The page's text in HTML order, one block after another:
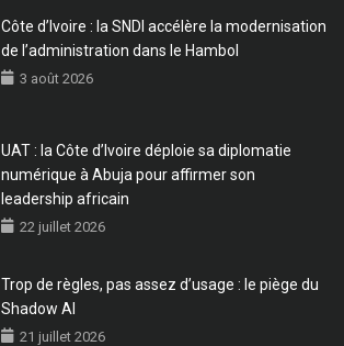
Côte d’Ivoire : la SNDI accélère la modernisation
de l’administration dans le Hambol
3 août 2026
UAT : la Côte d’Ivoire déploie sa diplomatie
numérique à Abuja pour affirmer son
leadership africain
22 juillet 2026
Trop de règles, pas assez d’usage : le piège du
Shadow AI
21 juillet 2026